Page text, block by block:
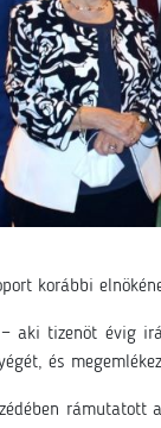
korábbi
− aki tizenöt évig
és